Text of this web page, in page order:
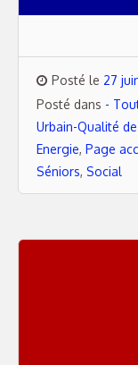
Posté le 27
Posté dans -
Urbain-Qualité
Energie, Page
Séniors, Social